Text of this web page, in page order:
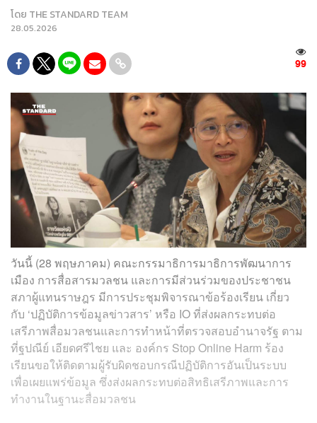
โดย THE STANDARD TEAM
28.05.2026
99
วันนี้ (28 พฤษภาคม) คณะกรรมาธิการมาธิการพัฒนาการ
เมือง การสื่อสารมวลชน และการมีส่วนร่วมของประชาชน
สภาผู้แทนราษฎร มีการประชุมพิจารณาข้อร้องเรียน เกี่ยว
กับ ‘ปฏิบัติการข้อมูลข่าวสาร’ หรือ IO ที่ส่งผลกระทบต่อ
เสรีภาพสื่อมวลชนและการทำหน้าที่ตรวจสอบอำนาจรัฐ ตาม
ที่ฐปณีย์ เอียดศรีไชย และ องค์กร Stop Online Harm ร้อง
เรียนขอให้ติดตามผู้รับผิดชอบกรณีปฏิบัติการอันเป็นระบบ
เพื่อเผยแพร่ข้อมูล ซึ่งส่งผลกระทบต่อสิทธิเสรีภาพและการ
ทำงานในฐานะสื่อมวลชน